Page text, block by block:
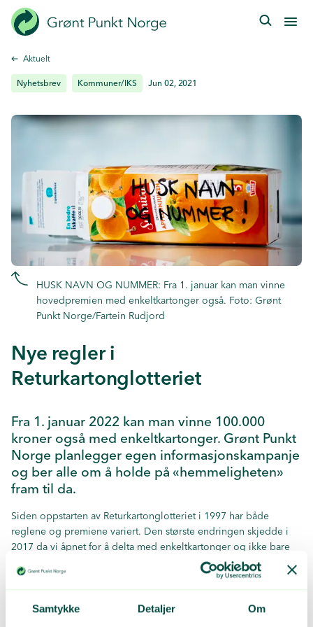
Samtykke Detaljer Om
Hopp
til
Aktuelt
Nyhetsbrev Kommuner/IKS Jun 02, 2021
HUSK NAVN OG NUMMER: Fra 1. januar kan man vinne
hovedpremien med enkeltkartonger også. Foto: Grønt
Punkt Norge/Fartein Rudjord
Nye regler i
Returkartonglotteriet
Fra 1. januar 2022 kan man vinne 100.000
kroner også med enkeltkartonger. Grønt Punkt
Norge planlegger egen informasjonskampanje
og ber alle om å holde på «hemmeligheten»
fram til da.
Siden oppstarten av Returkartonglotteriet i 1997 har både
reglene og premiene variert. Den største endringen skjedde i
2017 da vi åpnet for å delta med enkeltkartonger og ikke bare
kubber. Med enkeltkartong har det til nå bare vært mulig å vinne
10.000 kroner.
Etter å rådført oss med kommuner/IKS har vi nå bestemt at det